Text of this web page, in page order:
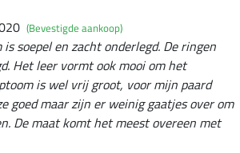
(Bevestigde aankoop)
soepel en zacht onderlegd. De ringen
Het leer vormt ook mooi om het
is wel vrij groot, voor mijn paard
goed maar zijn er weinig gaatjes over om
De maat komt het meest overeen met